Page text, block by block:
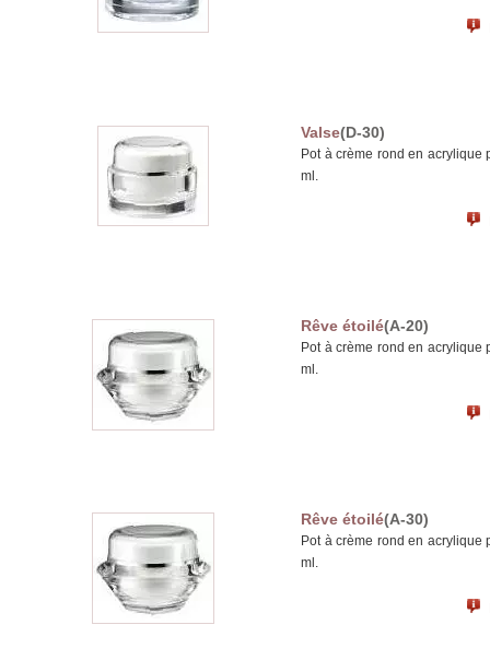
Valse(D-30)
Pot à crème rond en
ml.
Rêve étoilé(A-20)
Pot à crème rond en
ml.
Rêve étoilé(A-30)
Pot à crème rond en
ml.